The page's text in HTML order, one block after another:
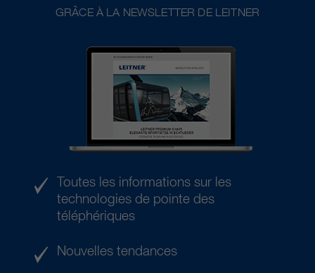
GRÂCE À LA NEWSLETTER DE LEITNER
Toutes les informations sur les
technologies de pointe des
téléphériques
Nouvelles tendances